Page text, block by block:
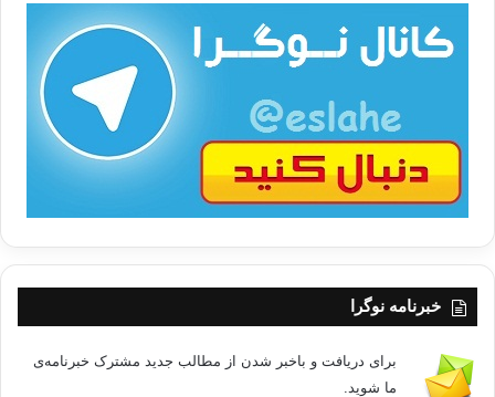
خبرنامه نوگرا
برای دریافت و باخبر شدن از مطالب جدید مشترک خبرنامه‌ی
ما شوید.